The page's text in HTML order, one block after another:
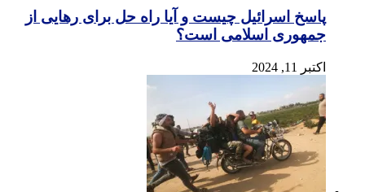
پاسخ اسرائیل چیست و آیا راه حل برای رهایی از
جمهوری اسلامی است؟
اکتبر 11, 2024